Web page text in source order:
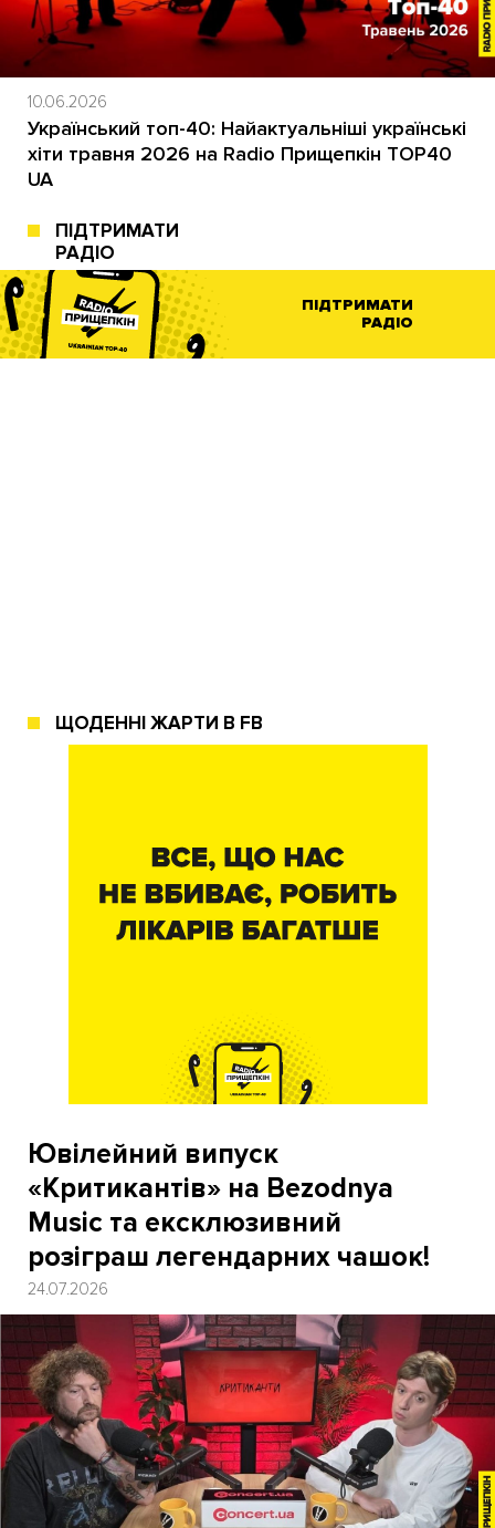
10.06.2026
Український топ-40: Найактуальніші українські
хіти травня 2026 на Radio Прищепкін TOP40
UA
ПІДТРИМАТИ
РАДІО
ПІДТРИМАТИ
РАДІО
ЩОДЕННІ ЖАРТИ В FB
Ювілейний випуск
«Критикантів» на Bezodnya
Music та ексклюзивний
розіграш легендарних чашок!
24.07.2026